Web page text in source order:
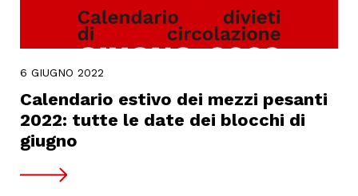
6 GIUGNO 2022
Calendario estivo dei mezzi pesanti
2022: tutte le date dei blocchi di
giugno